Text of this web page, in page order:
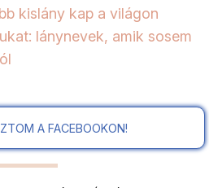
kislány kap a világon
lánynevek, amik sosem
A FACEBOOKON!